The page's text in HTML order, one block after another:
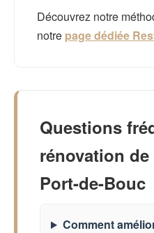
Découvrez notre
notre page dédiée
Questions
rénovation
Port-de-Bouc
Comment